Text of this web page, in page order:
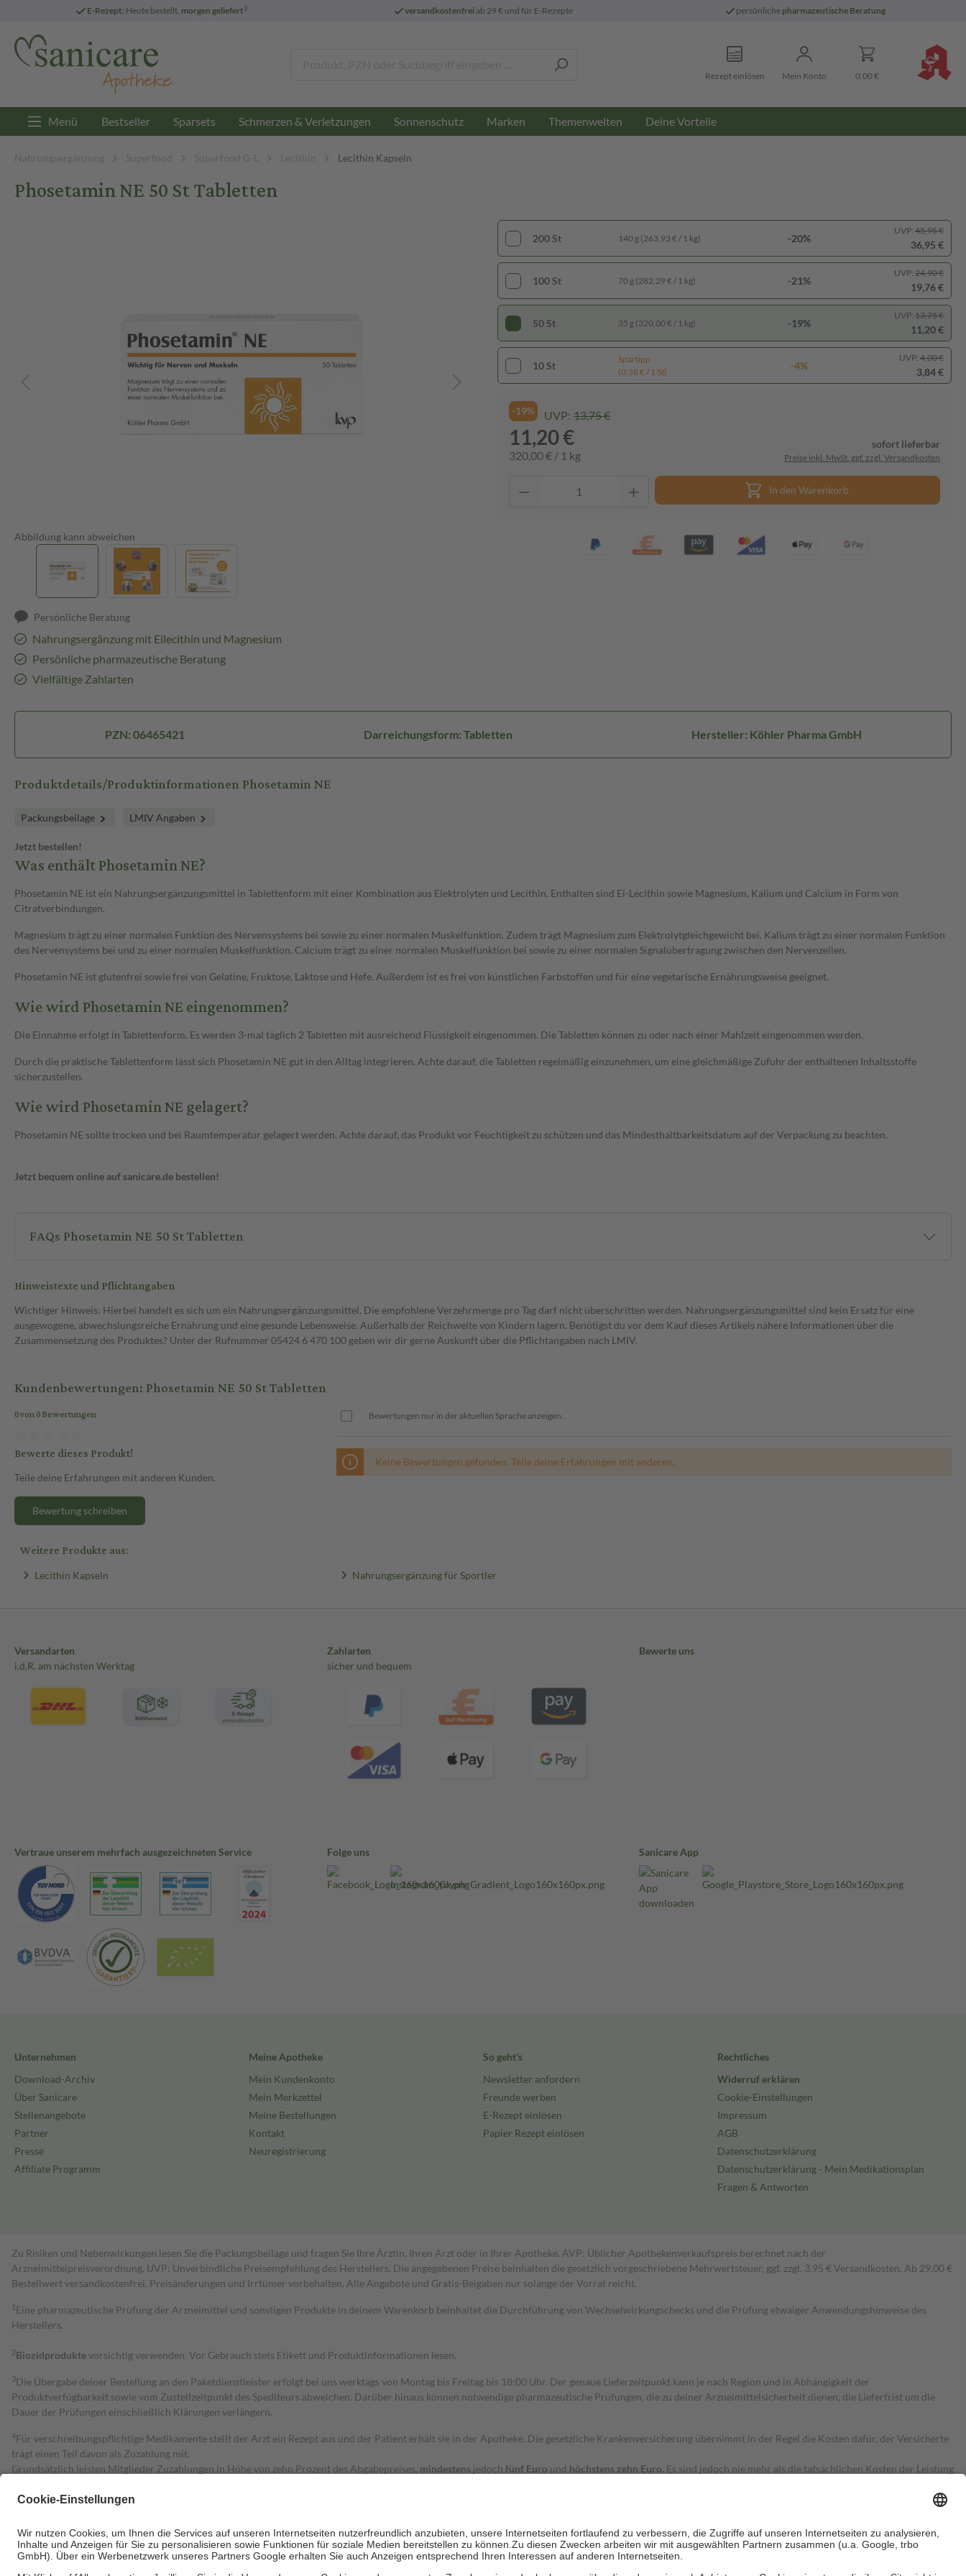
E-Rezept: Heute bestellt, morgen geliefert3 versandkostenfreiab 29 € und für E-Rezepte persönliche pharmazeutische Beratung
Rezept einlösen Mein Konto 0,00 €
Menü Bestseller Sparsets Schmerzen & Verletzungen Sonnenschutz Marken Themenwelten Deine Vorteile
Nahrungsergänzung Superfood Superfood G-L Lecithin Lecithin Kapseln
Phosetamin NE 50 St Tabletten
Abbildung kann abweichen
Persönliche Beratung
Nahrungsergänzung mit Eilecithin und Magnesium
Persönliche pharmazeutische Beratung
Vielfältige Zahlarten
200 St 140 g (263,93 € / 1 kg) -20%
UVP: 45,95 €
36,95 €
100 St 70 g (282,29 € / 1 kg) -21%
UVP: 24,90 €
19,76 €
50 St 35 g (320,00 € / 1 kg) -19%
UVP: 13,75 €
11,20 €
10 St
Spartipp
(0,38 € / 1 St)
-4%
UVP: 4,00 €
3,84 €
-19% UVP: 13,75 €
11,20 €
320,00 € / 1 kg
sofort lieferbar
Preise inkl. MwSt. ggf. zzgl. Versandkosten
In den Warenkorb
PZN: 06465421 Darreichungsform: Tabletten Hersteller: Köhler Pharma GmbH
Produktdetails/Produktinformationen Phosetamin NE
Packungsbeilage LMIV Angaben
Jetzt bestellen!
Was enthält Phosetamin NE?
Phosetamin NE ist ein Nahrungsergänzungsmittel in Tablettenform mit einer Kombination aus Elektrolyten und Lecithin. Enthalten sind Ei-Lecithin sowie Magnesium, Kalium und Calcium in Form von
Citratverbindungen.
Magnesium trägt zu einer normalen Funktion des Nervensystems bei sowie zu einer normalen Muskelfunktion. Zudem trägt Magnesium zum Elektrolytgleichgewicht bei. Kalium trägt zu einer normalen Funktion
des Nervensystems bei und zu einer normalen Muskelfunktion. Calcium trägt zu einer normalen Muskelfunktion bei sowie zu einer normalen Signalübertragung zwischen den Nervenzellen.
Phosetamin NE ist glutenfrei sowie frei von Gelatine, Fruktose, Laktose und Hefe. Außerdem ist es frei von künstlichen Farbstoffen und für eine vegetarische Ernährungsweise geeignet.
Wie wird Phosetamin NE eingenommen?
Die Einnahme erfolgt in Tablettenform. Es werden 3-mal täglich 2 Tabletten mit ausreichend Flüssigkeit eingenommen. Die Tabletten können zu oder nach einer Mahlzeit eingenommen werden.
Durch die praktische Tablettenform lässt sich Phosetamin NE gut in den Alltag integrieren. Achte darauf, die Tabletten regelmäßig einzunehmen, um eine gleichmäßige Zufuhr der enthaltenen Inhaltsstoffe
sicherzustellen.
Wie wird Phosetamin NE gelagert?
Phosetamin NE sollte trocken und bei Raumtemperatur gelagert werden. Achte darauf, das Produkt vor Feuchtigkeit zu schützen und das Mindesthaltbarkeitsdatum auf der Verpackung zu beachten.
Jetzt bequem online auf sanicare.de bestellen!
FAQs Phosetamin NE 50 St Tabletten
Hinweistexte und Pflichtangaben
Wichtiger Hinweis: Hierbei handelt es sich um ein Nahrungsergänzungsmittel. Die empfohlene Verzehrmenge pro Tag darf nicht überschritten werden. Nahrungsergänzungsmittel sind kein Ersatz für eine
ausgewogene, abwechslungsreiche Ernährung und eine gesunde Lebensweise. Außerhalb der Reichweite von Kindern lagern. Benötigst du vor dem Kauf dieses Artikels nähere Informationen über die
Zusammensetzung des Produktes? Unter der Rufnummer 05424 6 470 100 geben wir dir gerne Auskunft über die Pflichtangaben nach LMIV.
Kundenbewertungen: Phosetamin NE 50 St Tabletten
0 von 0 Bewertungen
Bewerte dieses Produkt!
Teile deine Erfahrungen mit anderen Kunden.
Bewertung schreiben
Bewertungen nur in der aktuellen Sprache anzeigen.
Keine Bewertungen gefunden. Teile deine Erfahrungen mit anderen.
Weitere Produkte aus:
Lecithin Kapseln Nahrungsergänzung für Sportler
Versandarten
i.d.R. am nächsten Werktag
Zahlarten
sicher und bequem
Bewerte uns
Vertraue unserem mehrfach ausgezeichneten Service Folge uns Sanicare App
Unternehmen
Download-Archiv
Über Sanicare
Stellenangebote
Partner
Presse
Affiliate Programm
Meine Apotheke
Mein Kundenkonto
Mein Merkzettel
Meine Bestellungen
Kontakt
Neuregistrierung
So geht's
Newsletter anfordern
Freunde werben
E-Rezept einlösen
Papier Rezept einlösen
Rechtliches
Widerruf erklären
Cookie-Einstellungen
Impressum
AGB
Datenschutzerklärung
Datenschutzerklärung - Mein Medikationsplan
Fragen & Antworten
Zu Risiken und Nebenwirkungen lesen Sie die Packungsbeilage und fragen Sie Ihre Ärztin, Ihren Arzt oder in Ihrer Apotheke. AVP: Üblicher Apothekenverkaufspreis berechnet nach der
Arzneimittelpreisverordnung. UVP: Unverbindliche Preisempfehlung des Herstellers. Die angegebenen Preise beinhalten die gesetzlich vorgeschriebene Mehrwertsteuer, ggf. zzgl. 3,95 € Versandkosten. Ab 29,00 €
Bestell­wert versand­kosten­frei. Preisänderungen und Irrtümer vorbehalten. Alle Angebote und Gratis-Beigaben nur solange der Vorrat reicht.
1 Eine pharmazeutische Prüfung der Arzneimittel und sonstigen Produkte in deinem Warenkorb beinhaltet die Durchführung von Wechselwirkungschecks und die Prüfung etwaiger Anwendungshinweise des
Herstellers.
2Biozidproduktevorsichtig verwenden. Vor Gebrauch stets Etikett und Produktinformationen lesen.
3Die Übergabe deiner Bestellung an den Paketdienstleister erfolgt bei uns werktags von Montag bis Freitag bis 18:00 Uhr. Der genaue Lieferzeitpunkt kann je nach Region und in Abhängigkeit der
Produktverfügbarkeit sowie vom Zustellzeitpunkt des Spediteurs abweichen. Darüber hinaus können notwendige pharmazeutische Prüfungen, die zu deiner Arzneimittelsicherheit dienen, die Lieferfrist um die
Dauer der Prüfungen einschließlich Klärungen verlängern.
4Für verschreibungspflichtige Medikamente stellt der Arzt ein Rezept aus und der Patient erhält sie in der Apotheke. Die gesetzliche Krankenversicherung übernimmt in der Regel die Kosten dafür, der Versicherte
trägt einen Teil davon als Zuzahlung mit.
Grundsätzlich leisten Mitglieder Zuzahlungen in Höhe von zehn Prozent des Abgabepreises, mindestens jedoch fünf Euro und höchstens zehn Euro. Es sind jedoch nie mehr als die tatsächlichen Kosten der Leistung
Diese Regeln gelten grundsätzlich auch für Online-Apotheken.
Um das Engagement der Versicherten für ihre eigene Gesundheit zu stärken und die besondere Stellung der Familie zu unterstützen, fallenkeine Zuzahlungen an bei:
• Kindern und Jugendlichen bis zum vollendeten 18. Lebensjahr mit Ausnahme der Fahrkosten
• Untersuchungen zur Vorsorge und Früherkennung, die von der GKV getragen werden